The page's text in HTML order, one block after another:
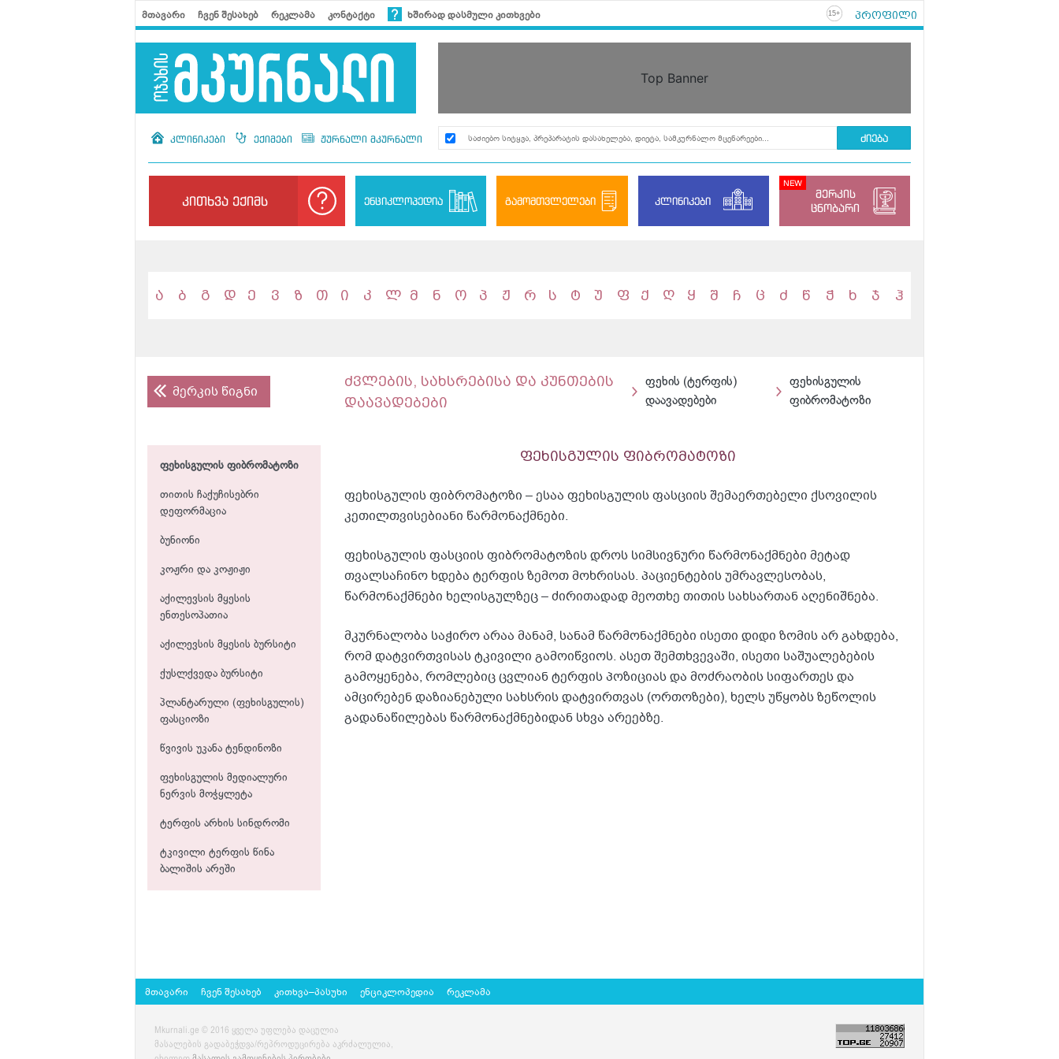
მთავარი ჩვენ შესახებ რეკლამა კონტაქტი ხშირად დასმული კითხვები 15+ პროფილი
Top Banner
კლინიკები ექიმები ჟურნალი მკურნალი
კითხვა ექიმს ენციკლოპედია გამომთვლელები კლინიკები
მერკის
ცნობარი
ა ბ გ დ ე ვ ზ თ ი კ ლ მ ნ ო პ ჟ რ ს ტ უ ფ ქ ღ ყ შ ჩ ც ძ წ ჭ ხ ჯ ჰ
მერკის წიგნი
ფეხისგულის ფიბრომატოზი
თითის ჩაქუჩისებრი
დეფორმაცია
ბუნიონი
კოჟრი და კოჟიჟი
აქილევსის მყესის
ენთესოპათია
აქილევსის მყესის ბურსიტი
ქუსლქვედა ბურსიტი
პლანტარული (ფეხისგულის)
ფასციოზი
წვივის უკანა ტენდინოზი
ფეხისგულის მედიალური
ნერვის მოჭყლეტა
ტერფის არხის სინდრომი
ტკივილი ტერფის წინა
ბალიშის არეში
ძვლების, სახსრებისა და კუნთების
დაავადებები
ფეხის (ტერფის)
დაავადებები
ფეხისგულის
ფიბრომატოზი
ფეხისგულის ფიბრომატოზი
ფეხისგულის ფიბრომატოზი – ესაა ფეხისგულის ფასციის შემაერთებელი ქსოვილის
კეთილთვისებიანი წარმონაქმნები.
ფეხისგულის ფასციის ფიბრომატოზის დროს სიმსივნური წარმონაქმნები მეტად
თვალსაჩინო ხდება ტერფის ზემოთ მოხრისას. პაციენტების უმრავლესობას,
წარმონაქმნები ხელისგულზეც – ძირითადად მეოთხე თითის სახსართან აღენიშნება.
მკურნალობა საჭირო არაა მანამ, სანამ წარმონაქმნები ისეთი დიდი ზომის არ გახდება,
რომ დატვირთვისას ტკივილი გამოიწვიოს. ასეთ შემთხვევაში, ისეთი საშუალებების
გამოყენება, რომლებიც ცვლიან ტერფის პოზიციას და მოძრაობის სიფართეს და
ამცირებენ დაზიანებული სახსრის დატვირთვას (ორთოზები), ხელს უწყობს ზეწოლის
გადანაწილებას წარმონაქმნებიდან სხვა არეებზე.
მთავარი ჩვენ შესახებ კითხვა–პასუხი ენციკლოპედია რეკლამა
Mkurnali.ge © 2016 ყველა უფლება დაცულია
მასალების გადაბეჭდვა/რეპროდუცირება აკრძალულია,